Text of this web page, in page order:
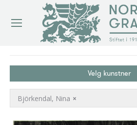
Velg kunstner
×
Björkendal, Nina